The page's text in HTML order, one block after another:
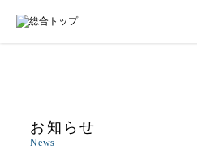
お知らせ
News